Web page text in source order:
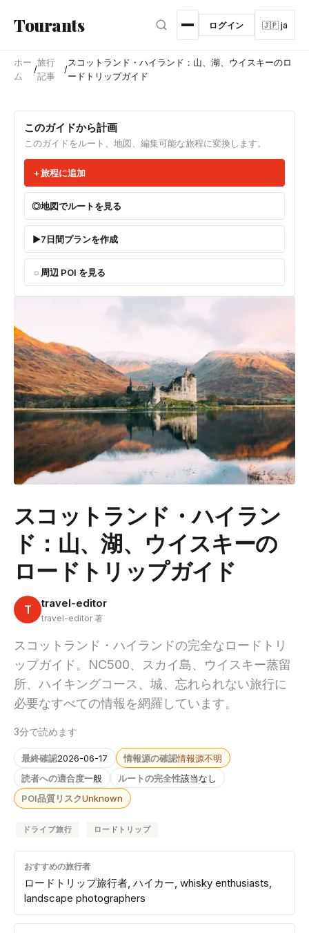
Tourants ログイン 🇯🇵 ja
ホー
ム
/
旅行
記事
/
スコットランド・ハイランド：山、湖、ウイスキーのロ
ードトリップガイド
このガイドから計画
このガイドをルート、地図、編集可能な旅程に変換します。
旅程に追加
地図でルートを見る
7日間プランを作成
周辺 POI を見る
スコットランド・ハイラン
ド：山、湖、ウイスキーの
ロードトリップガイド
T travel-editor
travel-editor 著
スコットランド・ハイランドの完全なロードトリ
ップガイド。NC500、スカイ島、ウイスキー蒸留
所、ハイキングコース、城、忘れられない旅行に
必要なすべての情報を網羅しています。
3分で読めます
最終確認2026-06-17 情報源の確認情報源不明
読者への適合度一般 ルートの完全性該当なし
POI品質リスクUnknown
ドライブ旅行 ロードトリップ
おすすめの旅行者
ロードトリップ旅行者, ハイカー, whisky enthusiasts,
landscape photographers